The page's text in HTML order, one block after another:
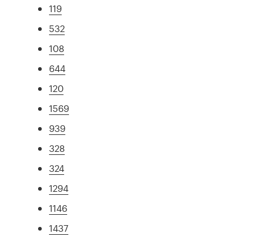
119
532
108
644
120
1569
939
328
324
1294
1146
1437